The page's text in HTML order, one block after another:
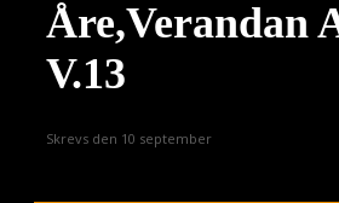
Videos
Press
Contact
Åre,Verandan
V.13
Skrevs den 10 september